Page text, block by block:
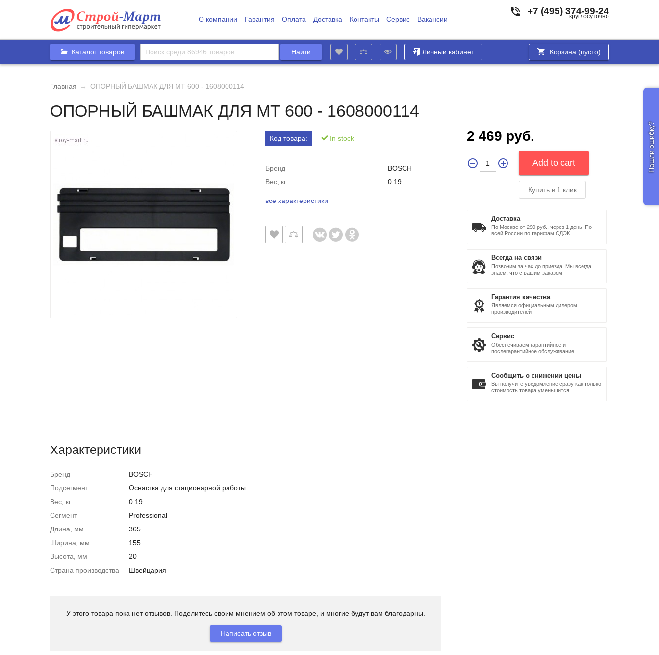
О компании Гарантия Оплата Доставка Контакты Сервис Вакансии
+7 (495) 374-99-24
круглосуточно
Каталог товаров Личный кабинет Корзина (пусто)
Главная → ОПОРНЫЙ БАШМАК ДЛЯ МТ 600 - 1608000114
ОПОРНЫЙ БАШМАК ДЛЯ МТ 600 - 1608000114
Код товара: In stock
Бренд
BOSCH
Вес, кг
0.19
все характеристики
2 469 руб.
Купить в 1 клик
Доставка
По Москве от 290 руб., через 1 день. По
всей России по тарифам СДЭК
Всегда на связи
Позвоним за час до приезда. Мы всегда
знаем, что с вашим заказом
Гарантия качества
Являемся официальным дилером
производителей
Сервис
Обеспечиваем гарантийное и
послегарантийное обслуживание
Сообщить о снижении цены
Вы получите уведомление сразу как только
стоимость товара уменьшится
Характеристики
Бренд
BOSCH
Подсегмент
Оснастка для стационарной работы
Вес, кг
0.19
Сегмент
Professional
Длина, мм
365
Ширина, мм
155
Высота, мм
20
Страна производства
Швейцария
У этого товара пока нет отзывов. Поделитесь своим мнением об этом товаре, и многие будут вам благодарны.
Написать отзыв
Нашли ошибку?